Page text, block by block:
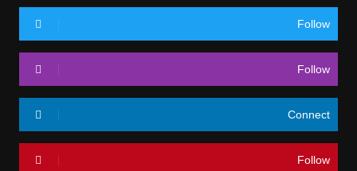
Follow
Follow
Connect
Follow